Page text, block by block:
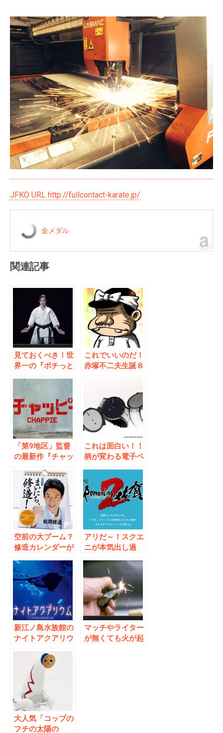
JFKO URL http://fullcontact-karate.jp/
金メダル
関連記事
見ておくべき！世
界一の『ポチっと
これでいいのだ！
赤塚不二夫生誕８
春公開決定！
「第9地区」監督
の最新作『チャッ
これは面白い！！
柄が変わる電子ペ
「FES Watch」
空前の大ブーム？
修造カレンダーが
アリだ～！スクエ
ニが本気出し過
グ佐賀』再び
新江ノ島水族館の
ナイトアクアリウ
夜の思い出作りは
いかが？
マッチやライター
が無くても火が起
大人気「コップの
フチの太陽の